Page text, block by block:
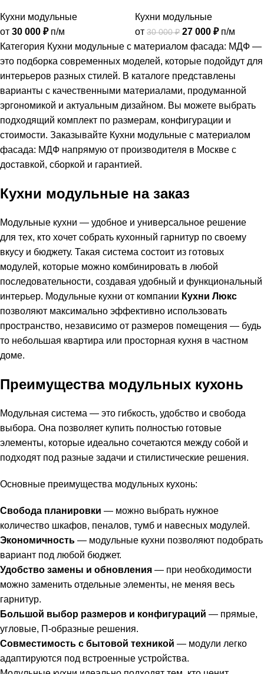
Кухни модульные
от 30 000 ₽п/м
Кухни модульные
от 30 000₽ 27 000 ₽п/м
Категория Кухни модульные с материалом фасада: МДФ —
это подборка современных моделей, которые подойдут для
интерьеров разных стилей. В каталоге представлены
варианты с качественными материалами, продуманной
эргономикой и актуальным дизайном. Вы можете выбрать
подходящий комплект по размерам, конфигурации и
стоимости. Заказывайте Кухни модульные с материалом
фасада: МДФ напрямую от производителя в Москве с
доставкой, сборкой и гарантией.
Кухни модульные на заказ
Модульные кухни — удобное и универсальное решение
для тех, кто хочет собрать кухонный гарнитур по своему
вкусу и бюджету. Такая система состоит из готовых
модулей, которые можно комбинировать в любой
последовательности, создавая удобный и функциональный
интерьер. Модульные кухни от компании Кухни Люкс
позволяют максимально эффективно использовать
пространство, независимо от размеров помещения — будь
то небольшая квартира или просторная кухня в частном
доме.
Преимущества модульных кухонь
Модульная система — это гибкость, удобство и свобода
выбора. Она позволяет купить полностью готовые
элементы, которые идеально сочетаются между собой и
подходят под разные задачи и стилистические решения.
Основные преимущества модульных кухонь:
Свобода планировки — можно выбрать нужное
количество шкафов, пеналов, тумб и навесных модулей.
Экономичность — модульные кухни позволяют подобрать
вариант под любой бюджет.
Удобство замены и обновления — при необходимости
можно заменить отдельные элементы, не меняя весь
гарнитур.
Большой выбор размеров и конфигураций — прямые,
угловые, П-образные решения.
Совместимость с бытовой техникой — модули легко
адаптируются под встроенные устройства.